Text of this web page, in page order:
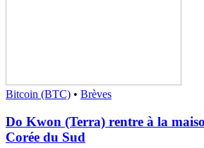
Bitcoin (BTC) • Brèves
Do Kwon (Terra) rentre à la
Corée du Sud